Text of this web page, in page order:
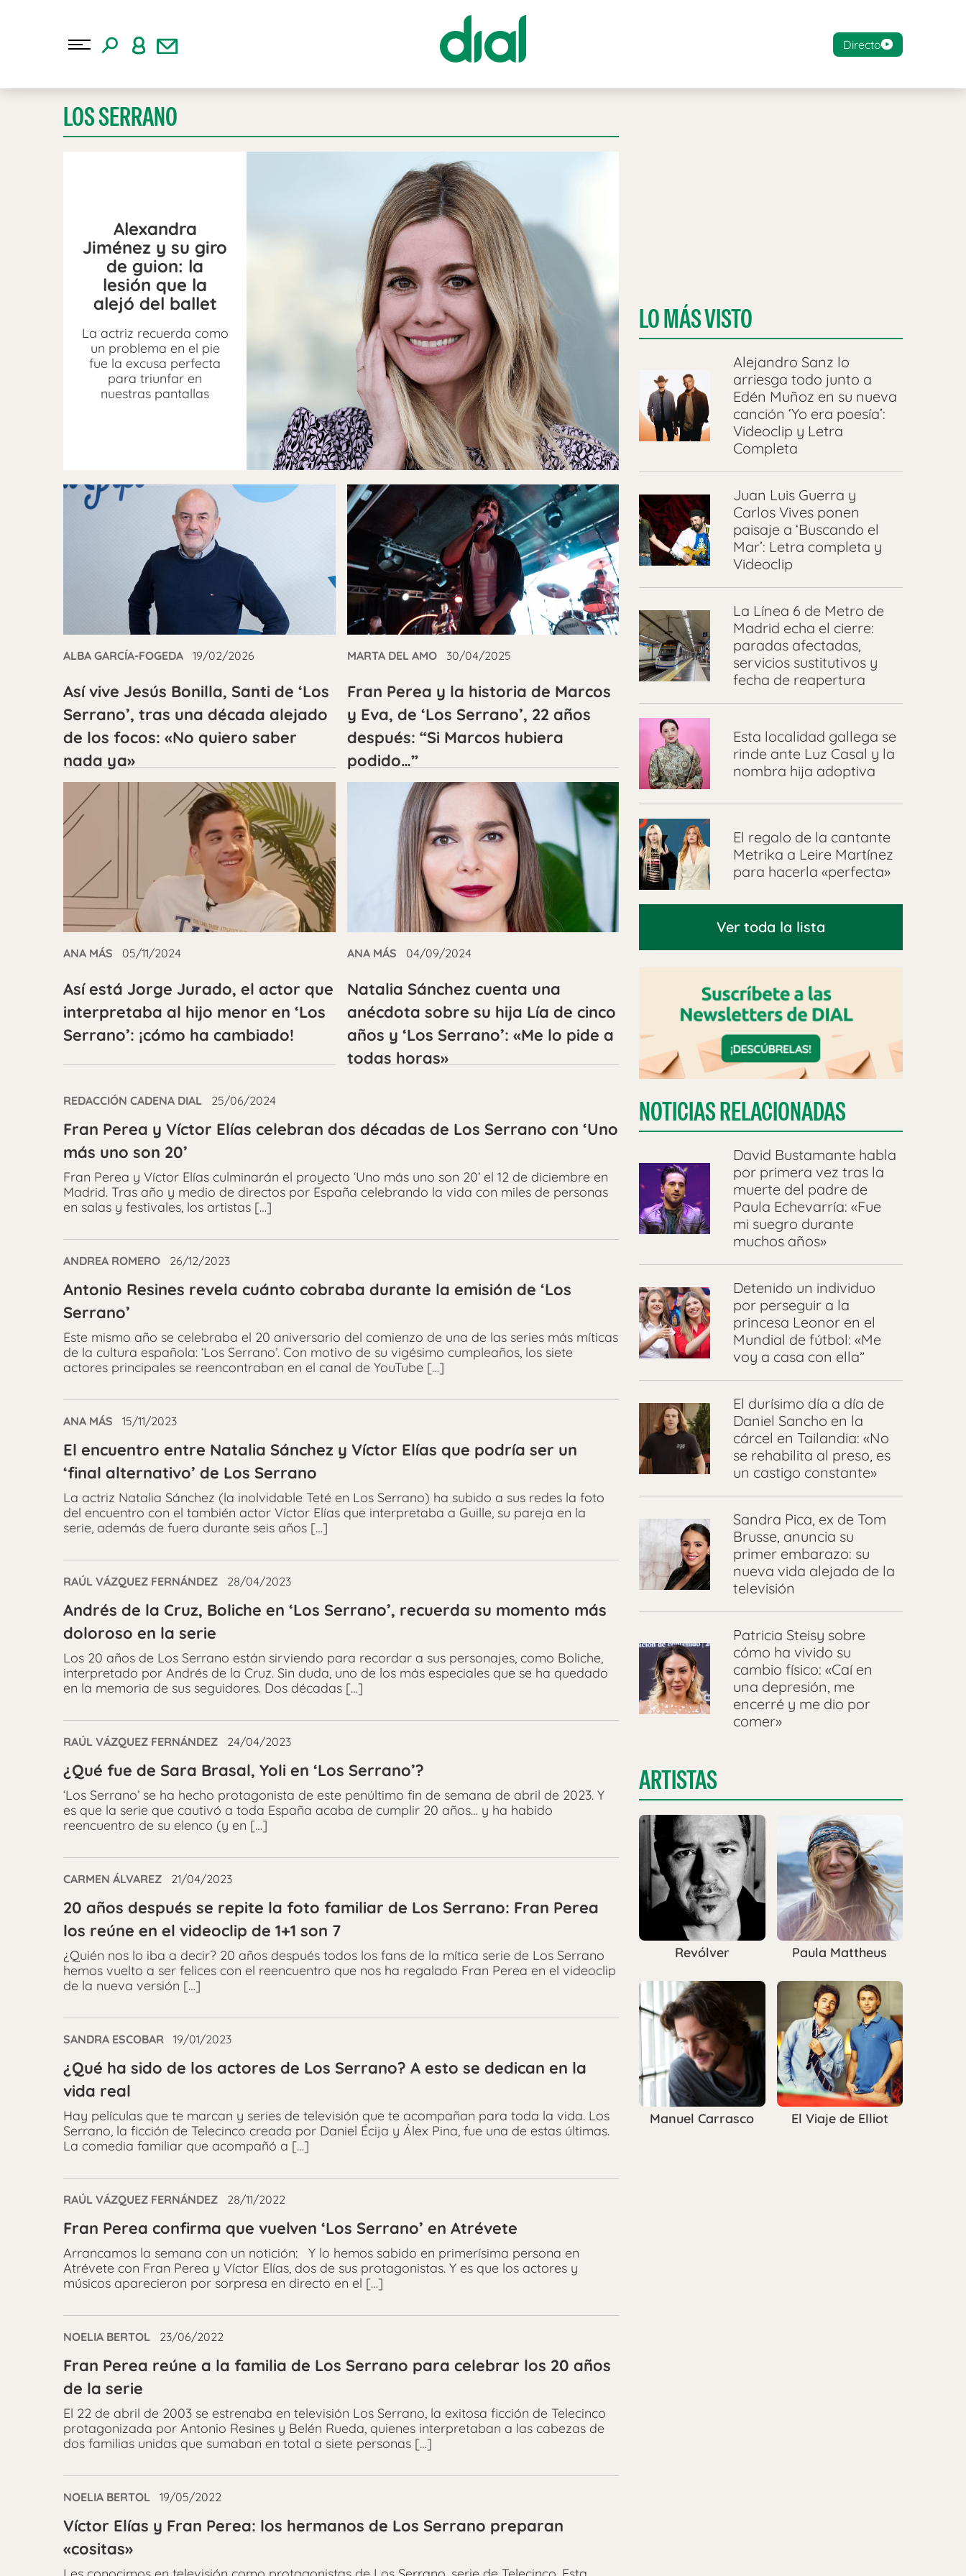
Directo
LOS SERRANO
Alexandra
Jiménez y su giro
de guion: la
lesión que la
alejó del ballet
La actriz recuerda como
un problema en el pie
fue la excusa perfecta
para triunfar en
nuestras pantallas
ALBA GARCÍA-FOGEDA 19/02/2026
Así vive Jesús Bonilla, Santi de ‘Los
Serrano’, tras una década alejado
de los focos: «No quiero saber
nada ya»
MARTA DEL AMO 30/04/2025
Fran Perea y la historia de Marcos
y Eva, de ‘Los Serrano’, 22 años
después: “Si Marcos hubiera
podido…”
ANA MÁS 05/11/2024
Así está Jorge Jurado, el actor que
interpretaba al hijo menor en ‘Los
Serrano’: ¡cómo ha cambiado!
ANA MÁS 04/09/2024
Natalia Sánchez cuenta una
anécdota sobre su hija Lía de cinco
años y ‘Los Serrano’: «Me lo pide a
todas horas»
REDACCIÓN CADENA DIAL 25/06/2024
Fran Perea y Víctor Elías celebran dos décadas de Los Serrano con ‘Uno
más uno son 20’
Fran Perea y Víctor Elías culminarán el proyecto ‘Uno más uno son 20’ el 12 de diciembre en
Madrid. Tras año y medio de directos por España celebrando la vida con miles de personas
en salas y festivales, los artistas […]
ANDREA ROMERO 26/12/2023
Antonio Resines revela cuánto cobraba durante la emisión de ‘Los
Serrano’
Este mismo año se celebraba el 20 aniversario del comienzo de una de las series más míticas
de la cultura española: ‘Los Serrano’. Con motivo de su vigésimo cumpleaños, los siete
actores principales se reencontraban en el canal de YouTube […]
ANA MÁS 15/11/2023
El encuentro entre Natalia Sánchez y Víctor Elías que podría ser un
‘final alternativo’ de Los Serrano
La actriz Natalia Sánchez (la inolvidable Teté en Los Serrano) ha subido a sus redes la foto
del encuentro con el también actor Víctor Elías que interpretaba a Guille, su pareja en la
serie, además de fuera durante seis años […]
RAÚL VÁZQUEZ FERNÁNDEZ 28/04/2023
Andrés de la Cruz, Boliche en ‘Los Serrano’, recuerda su momento más
doloroso en la serie
Los 20 años de Los Serrano están sirviendo para recordar a sus personajes, como Boliche,
interpretado por Andrés de la Cruz. Sin duda, uno de los más especiales que se ha quedado
en la memoria de sus seguidores. Dos décadas […]
RAÚL VÁZQUEZ FERNÁNDEZ 24/04/2023
¿Qué fue de Sara Brasal, Yoli en ‘Los Serrano’?
‘Los Serrano’ se ha hecho protagonista de este penúltimo fin de semana de abril de 2023. Y
es que la serie que cautivó a toda España acaba de cumplir 20 años… y ha habido
reencuentro de su elenco (y en […]
CARMEN ÁLVAREZ 21/04/2023
20 años después se repite la foto familiar de Los Serrano: Fran Perea
los reúne en el videoclip de 1+1 son 7
¿Quién nos lo iba a decir? 20 años después todos los fans de la mítica serie de Los Serrano
hemos vuelto a ser felices con el reencuentro que nos ha regalado Fran Perea en el videoclip
de la nueva versión […]
SANDRA ESCOBAR 19/01/2023
¿Qué ha sido de los actores de Los Serrano? A esto se dedican en la
vida real
Hay películas que te marcan y series de televisión que te acompañan para toda la vida. Los
Serrano, la ficción de Telecinco creada por Daniel Écija y Álex Pina, fue una de estas últimas.
La comedia familiar que acompañó a […]
RAÚL VÁZQUEZ FERNÁNDEZ 28/11/2022
Fran Perea confirma que vuelven ‘Los Serrano’ en Atrévete
Arrancamos la semana con un notición: Y lo hemos sabido en primerísima persona en
Atrévete con Fran Perea y Víctor Elías, dos de sus protagonistas. Y es que los actores y
músicos aparecieron por sorpresa en directo en el […]
NOELIA BERTOL 23/06/2022
Fran Perea reúne a la familia de Los Serrano para celebrar los 20 años
de la serie
El 22 de abril de 2003 se estrenaba en televisión Los Serrano, la exitosa ficción de Telecinco
protagonizada por Antonio Resines y Belén Rueda, quienes interpretaban a las cabezas de
dos familias unidas que sumaban en total a siete personas […]
NOELIA BERTOL 19/05/2022
Víctor Elías y Fran Perea: los hermanos de Los Serrano preparan
«cositas»
LO MÁS VISTO
Alejandro Sanz lo
arriesga todo junto a
Edén Muñoz en su nueva
canción ‘Yo era poesía’:
Videoclip y Letra
Completa
Juan Luis Guerra y
Carlos Vives ponen
paisaje a ‘Buscando el
Mar’: Letra completa y
Videoclip
La Línea 6 de Metro de
Madrid echa el cierre:
paradas afectadas,
servicios sustitutivos y
fecha de reapertura
Esta localidad gallega se
rinde ante Luz Casal y la
nombra hija adoptiva
El regalo de la cantante
Metrika a Leire Martínez
para hacerla «perfecta»
Ver toda la lista
NOTICIAS RELACIONADAS
David Bustamante habla
por primera vez tras la
muerte del padre de
Paula Echevarría: «Fue
mi suegro durante
muchos años»
Detenido un individuo
por perseguir a la
princesa Leonor en el
Mundial de fútbol: «Me
voy a casa con ella”
El durísimo día a día de
Daniel Sancho en la
cárcel en Tailandia: «No
se rehabilita al preso, es
un castigo constante»
Sandra Pica, ex de Tom
Brusse, anuncia su
primer embarazo: su
nueva vida alejada de la
televisión
Patricia Steisy sobre
cómo ha vivido su
cambio físico: «Caí en
una depresión, me
encerré y me dio por
comer»
ARTISTAS
Revólver Paula Mattheus
Manuel Carrasco El Viaje de Elliot